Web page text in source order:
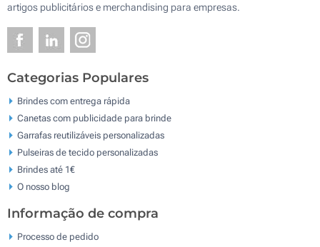
artigos publicitários e merchandising para empresas.
Categorias Populares
Brindes com entrega rápida
Canetas com publicidade para brinde
Garrafas reutilizáveis personalizadas
Pulseiras de tecido personalizadas
Brindes até 1€
O nosso blog
Informação de compra
Processo de pedido